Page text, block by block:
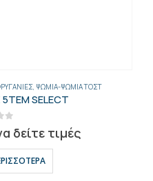
ΨΩΜΙΆ-ΨΩΜΙΆ ΤΟΣΤ
SELECT
δείτε τιμές